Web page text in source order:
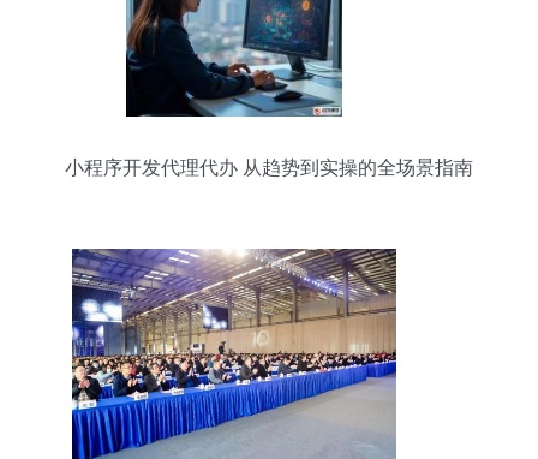
小程序开发代理代办 从趋势到实操的全场景指南